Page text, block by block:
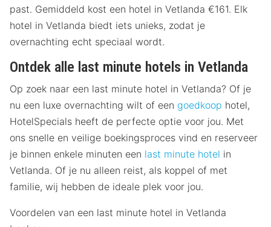
past. Gemiddeld kost een hotel in Vetlanda €161. Elk
hotel in Vetlanda biedt iets unieks, zodat je
overnachting echt speciaal wordt.
Ontdek alle last minute hotels in Vetlanda
Op zoek naar een last minute hotel in Vetlanda? Of je
nu een luxe overnachting wilt of een goedkoop hotel,
HotelSpecials heeft de perfecte optie voor jou. Met
ons snelle en veilige boekingsproces vind en reserveer
je binnen enkele minuten een last minute hotel in
Vetlanda. Of je nu alleen reist, als koppel of met
familie, wij hebben de ideale plek voor jou.
Voordelen van een last minute hotel in Vetlanda